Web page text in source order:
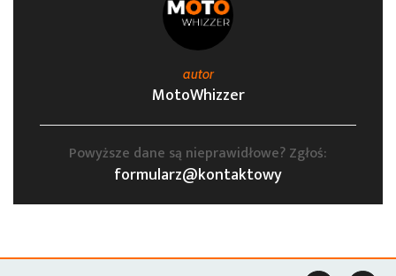
autor
MotoWhizzer
Powyższe dane są nieprawidłowe? Zgłoś:
formularz@kontaktowy